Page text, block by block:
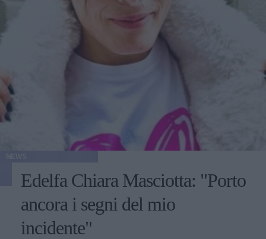
Edelfa Chiara Masciotta: "Porto
ancora i segni del mio
incidente"